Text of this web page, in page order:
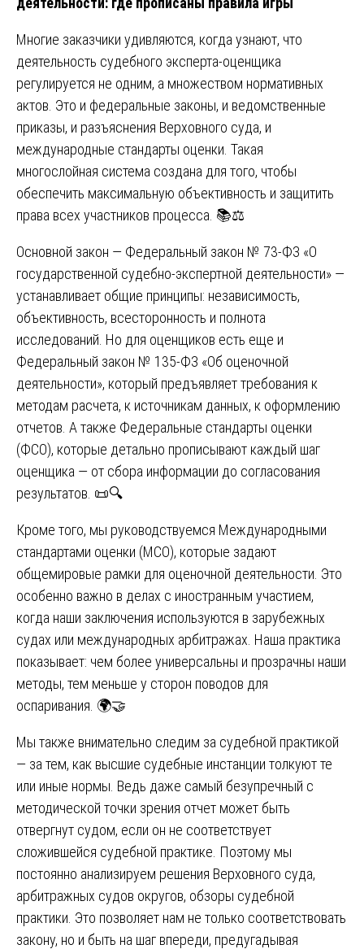
Многие заказчики удивляются, когда узнают, что
деятельность судебного эксперта-оценщика
регулируется не одним, а множеством нормативных
актов. Это и федеральные законы, и ведомственные
приказы, и разъяснения Верховного суда, и
международные стандарты оценки. Такая
многослойная система создана для того, чтобы
обеспечить максимальную объективность и защитить
права всех участников процесса. 📚⚖️
Основной закон — Федеральный закон № 73-ФЗ «О
государственной судебно-экспертной деятельности» —
устанавливает общие принципы: независимость,
объективность, всесторонность и полнота
исследований. Но для оценщиков есть еще и
Федеральный закон № 135-ФЗ «Об оценочной
деятельности», который предъявляет требования к
методам расчета, к источникам данных, к оформлению
отчетов. А также Федеральные стандарты оценки
(ФСО), которые детально прописывают каждый шаг
оценщика — от сбора информации до согласования
результатов. 📜🔍
Кроме того, мы руководствуемся Международными
стандартами оценки (МСО), которые задают
общемировые рамки для оценочной деятельности. Это
особенно важно в делах с иностранным участием,
когда наши заключения используются в зарубежных
судах или международных арбитражах. Наша практика
показывает: чем более универсальны и прозрачны наши
методы, тем меньше у сторон поводов для
оспаривания. 🌍🤝
Мы также внимательно следим за судебной практикой
— за тем, как высшие судебные инстанции толкуют те
или иные нормы. Ведь даже самый безупречный с
методической точки зрения отчет может быть
отвергнут судом, если он не соответствует
сложившейся судебной практике. Поэтому мы
постоянно анализируем решения Верховного суда,
арбитражных судов округов, обзоры судебной
практики. Это позволяет нам не только соответствовать
закону, но и быть на шаг впереди, предугадывая